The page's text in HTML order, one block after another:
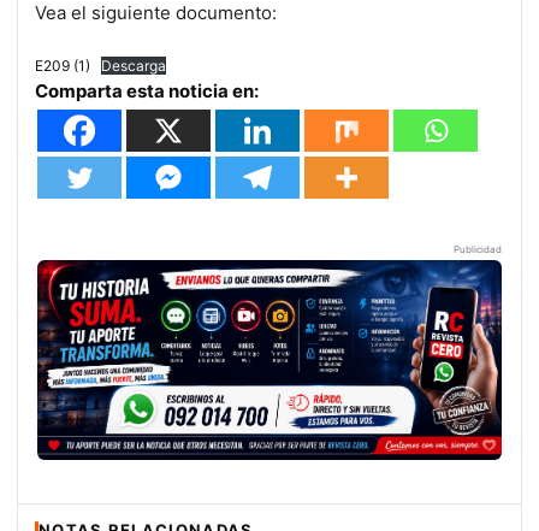
Vea el siguiente documento:
E209 (1) Descarga
Comparta esta noticia en:
Publicidad